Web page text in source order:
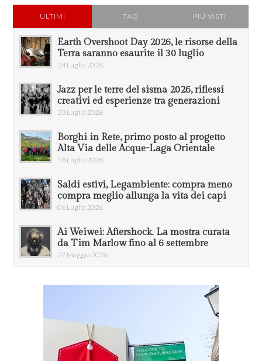
ULTIMI TAG PIÙ VISTI
Earth Overshoot Day 2026, le risorse della
Terra saranno esaurite il 30 luglio
24 Luglio 2026
Jazz per le terre del sisma 2026, riflessi
creativi ed esperienze tra generazioni
23 Luglio 2026
Borghi in Rete, primo posto al progetto
Alta Via delle Acque-Laga Orientale
18 Luglio 2026
Saldi estivi, Legambiente: compra meno
compra meglio allunga la vita dei capi
06 Luglio 2026
Ai Weiwei: Aftershock. La mostra curata
da Tim Marlow fino al 6 settembre
27 Maggio 2026